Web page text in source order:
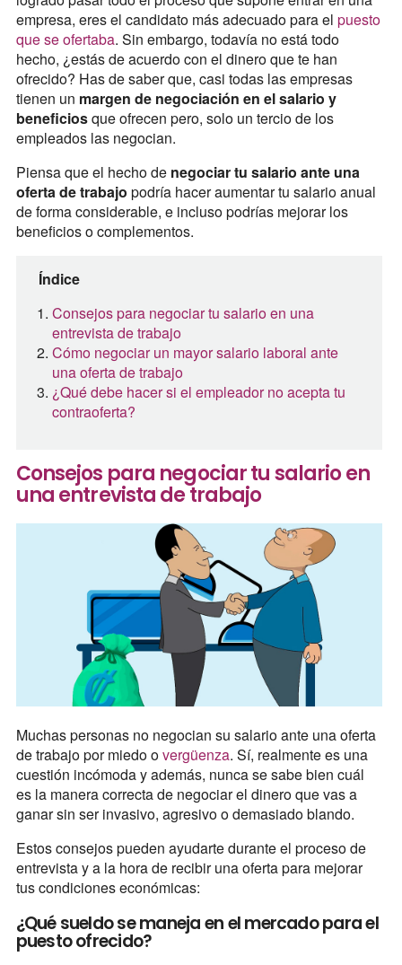
empresa, eres el candidato más adecuado para el puesto
que se ofertaba. Sin embargo, todavía no está todo
hecho, ¿estás de acuerdo con el dinero que te han
ofrecido? Has de saber que, casi todas las empresas
tienen un margen de negociación en el salario y
beneficiosque ofrecen pero, solo un tercio de los
empleados las negocian.
Piensa que el hecho de negociar tu salario ante una
oferta de trabajo podría hacer aumentar tu salario anual
de forma considerable, e incluso podrías mejorar los
beneficios o complementos.
Índice
Consejos para negociar tu salario en una
entrevista de trabajo
Cómo negociar un mayor salario laboral ante
una oferta de trabajo
¿Qué debe hacer si el empleador no acepta tu
contraoferta?
Consejos para negociar tu salario en
una entrevista de trabajo
Muchas personas no negocian su salario ante una oferta
de trabajo por miedo overgüenza. Sí, realmente es una
cuestión incómoda y además, nunca se sabe bien cuál
es la manera correcta de negociar el dinero que vas a
ganar sin ser invasivo, agresivo o demasiado blando.
Estos consejos pueden ayudarte durante el proceso de
entrevista y a la hora de recibir una oferta para mejorar
tus condiciones económicas:
¿Qué sueldo se maneja en el mercado para el
puesto ofrecido?